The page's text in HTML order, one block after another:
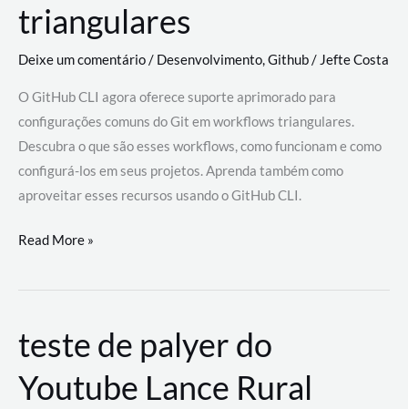
triangulares
Deixe um comentário/ Desenvolvimento,Github/ Jefte Costa
O GitHub CLI agora oferece suporte aprimorado para
configurações comuns do Git em workflows triangulares.
Descubra o que são esses workflows, como funcionam e como
configurá-los em seus projetos. Aprenda também como
aproveitar esses recursos usando o GitHub CLI.
GitHub
revoluciona
de
trabalho
com
Read More »
teste de palyer do
Youtube Lance Rural